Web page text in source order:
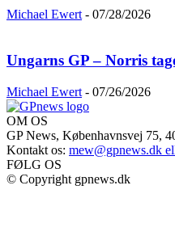
Michael Ewert - 07/28/2026
Ungarns GP – Norris
Michael Ewert - 07/26/2026
OM OS
GP News, Københavnsvej 75,
Kontakt os: mew@gpnews.dk
FØLG OS
© Copyright gpnews.dk